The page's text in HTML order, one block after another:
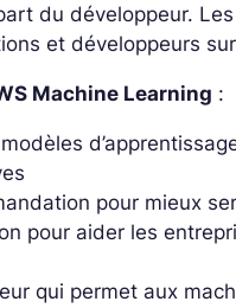
du développeur.
et développeurs
Machine Learning :
pour mieux
pour aider les
qui permet aux